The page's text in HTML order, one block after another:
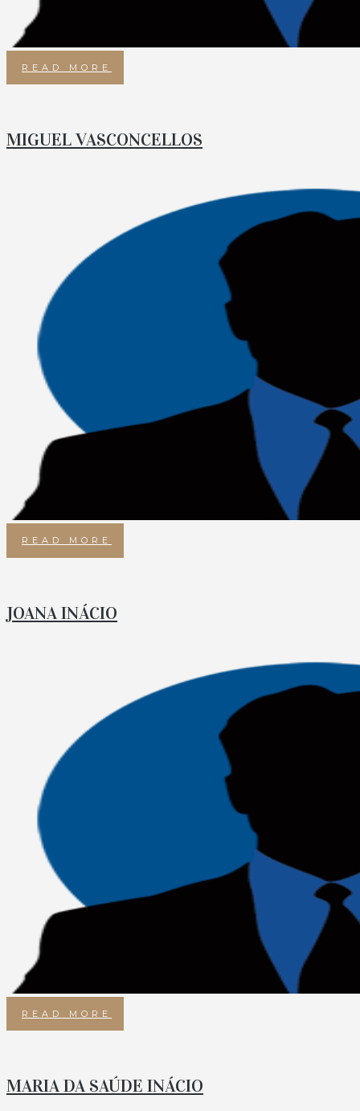
READ MORE
MIGUEL VASCONCELLOS
READ MORE
JOANA INÁCIO
READ MORE
MARIA DA SAÚDE INÁCIO